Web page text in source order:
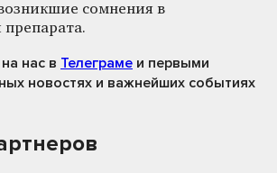
сомнения в
нас в Телеграме и первыми
новостях и важнейших событиях